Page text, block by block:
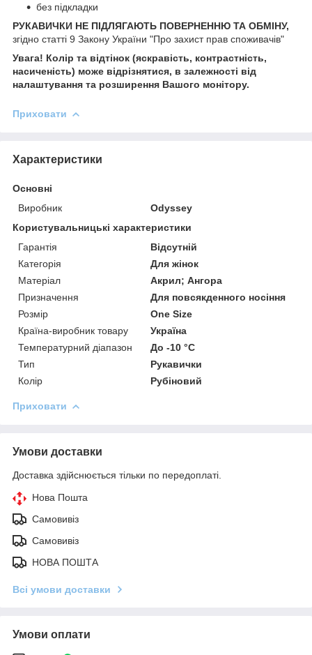
без підкладки
РУКАВИЧКИ НЕ ПІДЛЯГАЮТЬ ПОВЕРНЕННЮ ТА ОБМІНУ,
згідно статті 9 Закону України "Про захист прав споживачів"
Увага! Колір та відтінок (яскравість, контрастність,
насиченість) може відрізнятися, в залежності від
налаштування та розширення Вашого монітору.
Приховати
Характеристики
Основні
Виробник
Odyssey
Користувальницькі характеристики
Гарантія
Відсутній
Категорія
Для жінок
Матеріал
Акрил; Ангора
Призначення
Для повсякденного носіння
Розмір
One Size
Країна-виробник товару
Україна
Температурний діапазон
До -10 °C
Тип
Рукавички
Колір
Рубіновий
Приховати
Умови доставки
Доставка здійснюється тільки по передоплаті.
Нова Пошта
Самовивіз
Самовивіз
НОВА ПОШТА
Всі умови доставки
Умови оплати